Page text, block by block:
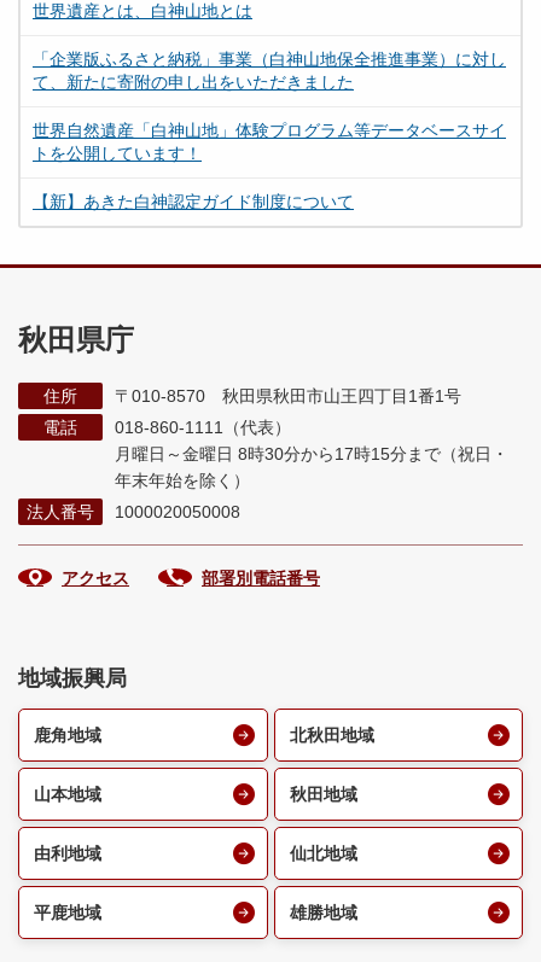
世界遺産とは、白神山地とは
「企業版ふるさと納税」事業（白神山地保全推進事業）に対し
て、新たに寄附の申し出をいただきました
世界自然遺産「白神山地」体験プログラム等データベースサイ
トを公開しています！
【新】あきた白神認定ガイド制度について
秋田県庁
住所
〒010-8570 秋田県秋田市山王四丁目1番1号
電話
018-860-1111（代表）
月曜日～金曜日 8時30分から17時15分まで （祝日・
年末年始を除く）
法人番号
1000020050008
アクセス 部署別電話番号
地域振興局
鹿角地域 北秋田地域
山本地域 秋田地域
由利地域 仙北地域
平鹿地域 雄勝地域